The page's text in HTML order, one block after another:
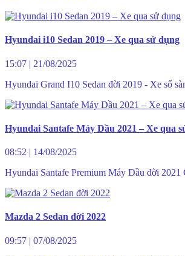
Hyundai i10 Sedan 2019 – Xe qua sử dụng
15:07 | 21/08/2025
Hyundai Grand I10 Sedan đời 2019 - Xe số
Hyundai Santafe Máy Dầu 2021 – Xe qua
08:52 | 14/08/2025
Hyundai Santafe Premium Máy Dầu đời 2021
Mazda 2 Sedan đời 2022
09:57 | 07/08/2025